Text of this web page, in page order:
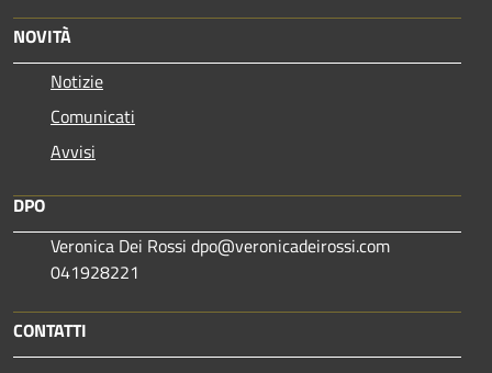
NOVITÀ
Notizie
Comunicati
Avvisi
DPO
Veronica Dei Rossi dpo@veronicadeirossi.com
041928221
CONTATTI